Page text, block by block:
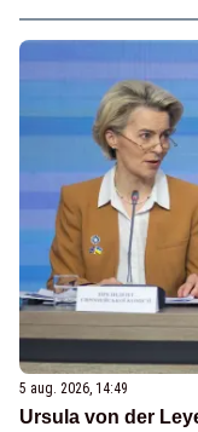
5 aug. 2026, 14:49
Ursula von der